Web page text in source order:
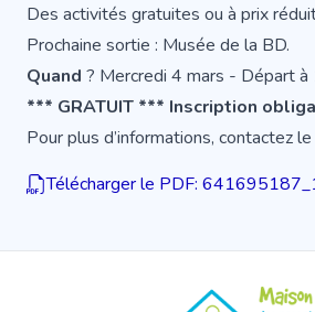
Des activités gratuites ou à prix
Prochaine sortie : Musée de la BD.
Quand ? Mercredi 4 mars - Départ
*** GRATUIT *** Inscription
Pour plus d’informations, contactez
Télécharger le PDF: